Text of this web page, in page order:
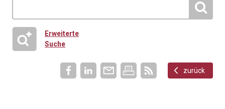
Erweiterte
Suche
zurück